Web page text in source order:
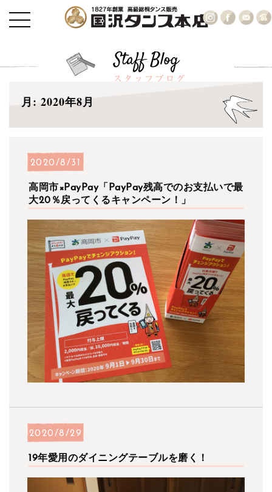
月: 2020年8月
2020/8/31
高岡市×PayPay「PayPay残高でのお支払いで最
大20％戻ってくるキャンペーン！」
2020/8/29
19年愛用のダイニングテーブルを磨く！